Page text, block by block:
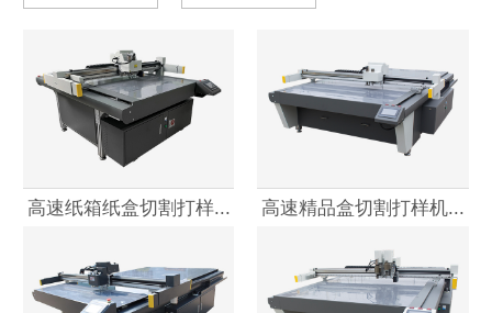
高速纸箱纸盒切割打样... 高速精品盒切割打样机...